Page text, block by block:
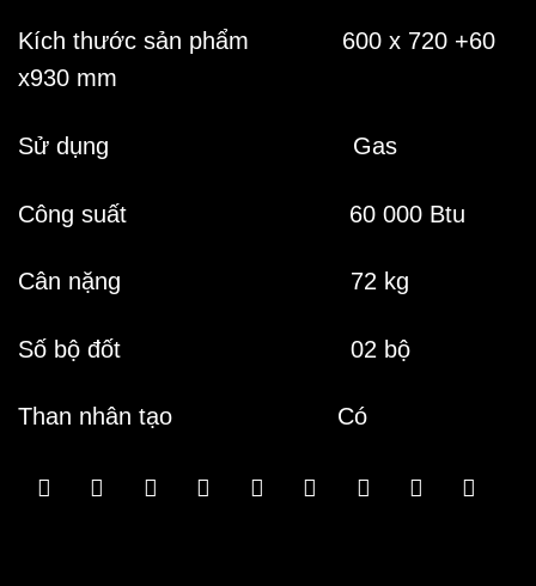
Kích thước sản phẩm 600 x 720 +60
x930 mm
Sử dụng Gas
Công suất 60 000 Btu
Cân nặng 72 kg
Số bộ đốt 02 bộ
Than nhân tạo Có